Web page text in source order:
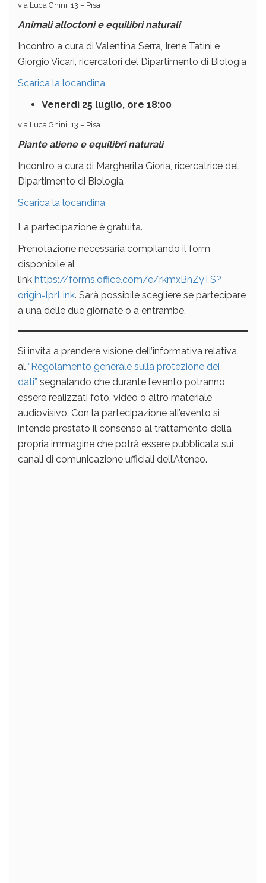
via Luca Ghini, 13 – Pisa
Animali alloctoni e equilibri naturali
Incontro a cura di Valentina Serra, Irene Tatini e
Giorgio Vicari, ricercatori del Dipartimento di Biologia
Scarica la locandina
Venerdì 25 luglio, ore 18:00
via Luca Ghini, 13 – Pisa
Piante aliene e equilibri naturali
Incontro a cura di Margherita Gioria, ricercatrice del
Dipartimento di Biologia
Scarica la locandina
La partecipazione è gratuita.
Prenotazione necessaria compilando il form
disponibile al
link https://forms.office.com/e/rkmxBnZyTS?
origin=lprLink. Sarà possibile scegliere se partecipare
a una delle due giornate o a entrambe.
Si invita a prendere visione dell’informativa relativa
al “Regolamento generale sulla protezione dei
dati” segnalando che durante l’evento potranno
essere realizzati foto, video o altro materiale
audiovisivo. Con la partecipazione all’evento si
intende prestato il consenso al trattamento della
propria immagine che potrà essere pubblicata sui
canali di comunicazione ufficiali dell’Ateneo.